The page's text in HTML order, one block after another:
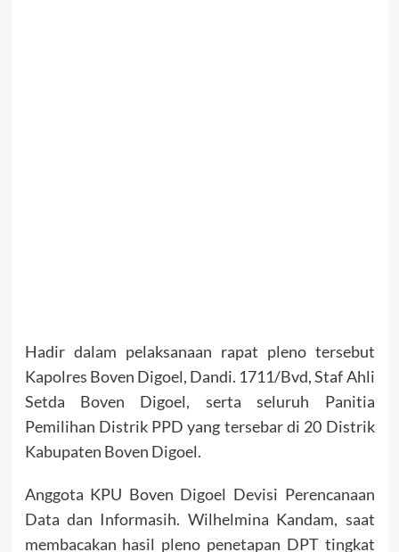
Hadir dalam pelaksanaan rapat pleno tersebut
Kapolres Boven Digoel, Dandi. 1711/Bvd, Staf Ahli
Setda Boven Digoel, serta seluruh Panitia
Pemilihan Distrik PPD yang tersebar di 20 Distrik
Kabupaten Boven Digoel.
Anggota KPU Boven Digoel Devisi Perencanaan
Data dan Informasih. Wilhelmina Kandam, saat
membacakan hasil pleno penetapan DPT tingkat